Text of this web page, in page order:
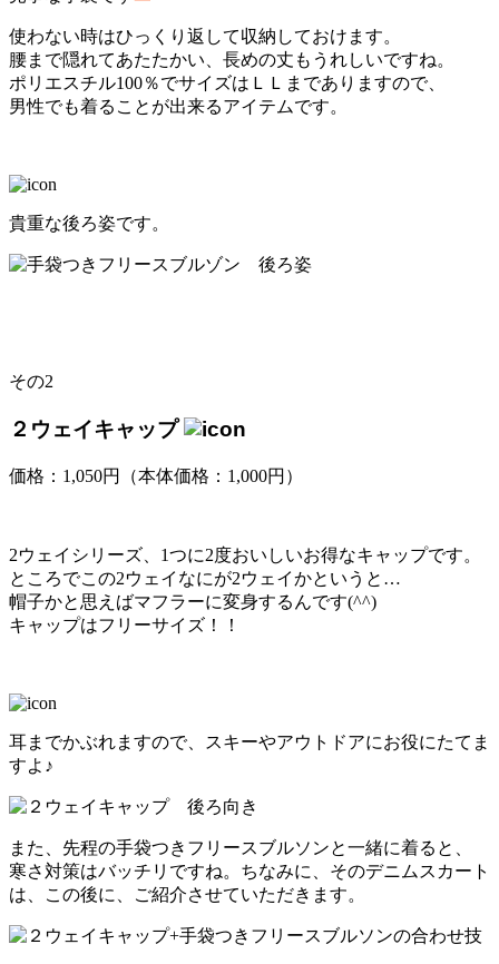
使わない時はひっくり返して収納しておけます。
腰まで隠れてあたたかい、長めの丈もうれしいですね。
ポリエスチル100％でサイズはＬＬまでありますので、
男性でも着ることが出来るアイテムです。
貴重な後ろ姿です。
その2
２ウェイキャップ
価格：1,050円（本体価格：1,000円）
2ウェイシリーズ、1つに2度おいしいお得なキャップです。
ところでこの2ウェイなにが2ウェイかというと…
帽子かと思えばマフラーに変身するんです(^^)
キャップはフリーサイズ！！
耳までかぶれますので、スキーやアウトドアにお役にたてま
すよ♪
また、先程の手袋つきフリースブルソンと一緒に着ると、
寒さ対策はバッチリですね。ちなみに、そのデニムスカート
は、この後に、ご紹介させていただきます。